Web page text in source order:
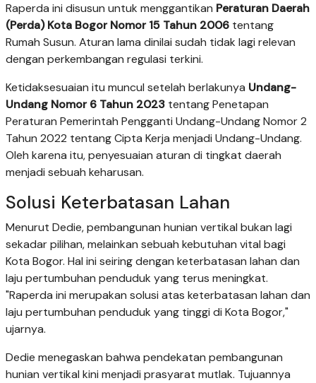
Raperda ini disusun untuk menggantikan Peraturan Daerah
(Perda) Kota Bogor Nomor 15 Tahun 2006 tentang
Rumah Susun. Aturan lama dinilai sudah tidak lagi relevan
dengan perkembangan regulasi terkini.
Ketidaksesuaian itu muncul setelah berlakunya Undang-
Undang Nomor 6 Tahun 2023 tentang Penetapan
Peraturan Pemerintah Pengganti Undang-Undang Nomor 2
Tahun 2022 tentang Cipta Kerja menjadi Undang-Undang.
Oleh karena itu, penyesuaian aturan di tingkat daerah
menjadi sebuah keharusan.
Solusi Keterbatasan Lahan
Menurut Dedie, pembangunan hunian vertikal bukan lagi
sekadar pilihan, melainkan sebuah kebutuhan vital bagi
Kota Bogor. Hal ini seiring dengan keterbatasan lahan dan
laju pertumbuhan penduduk yang terus meningkat.
"Raperda ini merupakan solusi atas keterbatasan lahan dan
laju pertumbuhan penduduk yang tinggi di Kota Bogor,"
ujarnya.
Dedie menegaskan bahwa pendekatan pembangunan
hunian vertikal kini menjadi prasyarat mutlak. Tujuannya